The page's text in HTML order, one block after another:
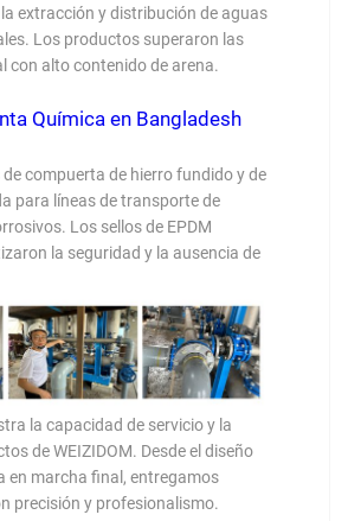
extracción y distribución de aguas
Los productos superaron las
con alto contenido de arena.
Química en Bangladesh
compuerta de hierro fundido y de
para líneas de transporte de
Los sellos de EPDM
la seguridad y la ausencia de
la capacidad de servicio y la
de WEIZIDOM. Desde el diseño
en marcha final, entregamos
precisión y profesionalismo.